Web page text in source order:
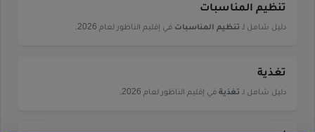
تنظيم المناسبات
دليل شامل لـ تنظيم المناسبات في إقليم الناظور لعام 2026.
تغذية
دليل شامل لـ تغذية في إقليم الناظور لعام 2026.